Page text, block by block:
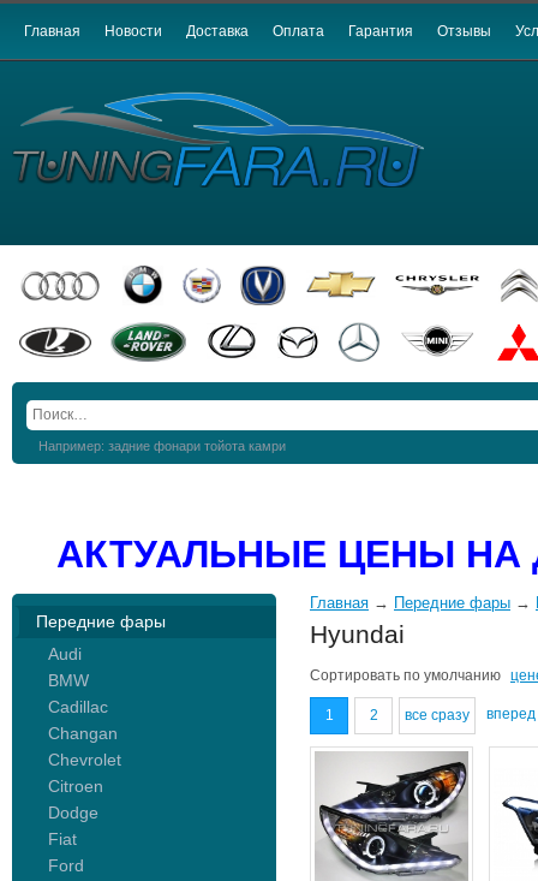
Главная Новости Доставка Оплата Гарантия Отзывы
Например: задние фонари тойота камри
АКТУАЛЬНЫЕ ЦЕНЫ
Передние фары
Audi
BMW
Cadillac
Changan
Chevrolet
Citroen
Dodge
Fiat
Ford
Главная → Передние фары →
Hyundai
Сортировать по умолчанию
1 2 все сразу